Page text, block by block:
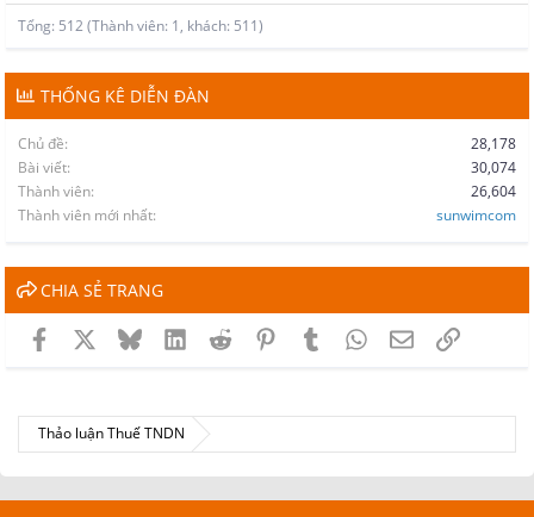
Tổng: 512 (Thành viên: 1, khách: 511)
THỐNG KÊ DIỄN ĐÀN
Chủ đề
28,178
Bài viết
30,074
Thành viên
26,604
Thành viên mới nhất
sunwimcom
CHIA SẺ TRANG
Facebook BlueskyLinkedInReddit PinterestTumblrWhatsApp
EmailLink
Thảo luận Thuế TNDN